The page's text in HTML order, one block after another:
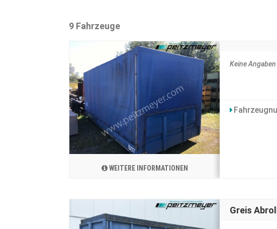
9 Fahrzeuge
WEITERE INFORMATIONEN
Keine
Greis